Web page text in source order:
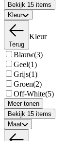
Bekijk 15 items
Kleur
Terug
Kleur
Blauw(3)
Geel(1)
Grijs(1)
Groen(2)
Off-White(5)
Meer tonen
Bekijk 15 items
Maat